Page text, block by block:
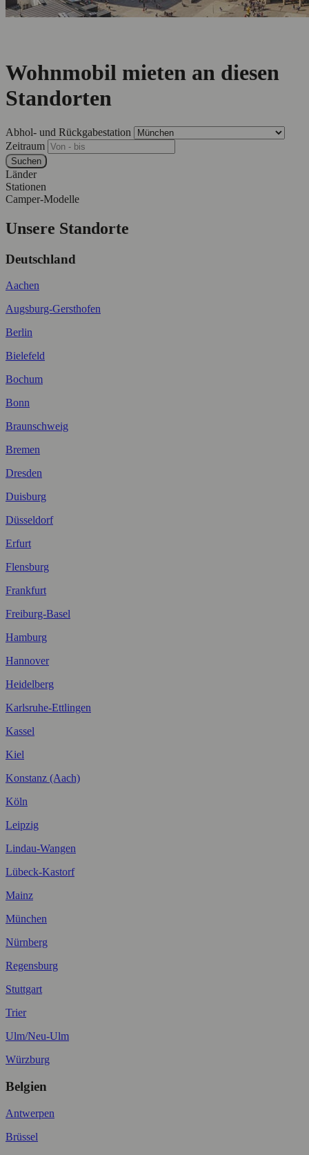
Wohnmobil mieten an diesen
Standorten
Abhol- und Rückgabestation
Zeitraum
Suchen
Länder
Stationen
Camper-Modelle
Unsere Standorte
Deutschland
Aachen
Augsburg-Gersthofen
Berlin
Bielefeld
Bochum
Bonn
Braunschweig
Bremen
Dresden
Duisburg
Düsseldorf
Erfurt
Flensburg
Frankfurt
Freiburg-Basel
Hamburg
Hannover
Heidelberg
Karlsruhe-Ettlingen
Kassel
Kiel
Konstanz (Aach)
Köln
Leipzig
Lindau-Wangen
Lübeck-Kastorf
Mainz
München
Nürnberg
Regensburg
Stuttgart
Trier
Ulm/Neu-Ulm
Würzburg
Belgien
Antwerpen
Brüssel